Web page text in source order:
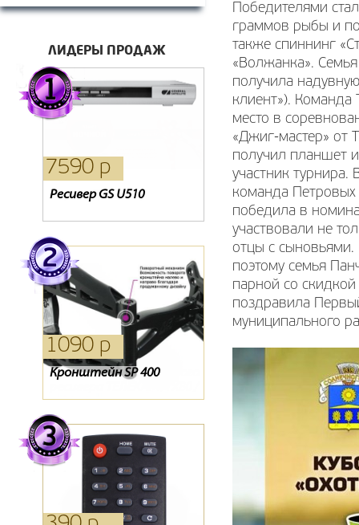
ЛИДЕРЫ ПРОДАЖ
7590 р
Ресивер GS U510
2040 р
Ресивер Lans dtr-100
1210 р
Карта Триколор
1090 р
Кронштейн SP 400
1980 р
Антенна Locus L 3021
390 р
Пульт для спутникового
X90, GLOBO X80 / X90
Победителями
граммов рыбы и
также спиннинг
«Волжанка».
получила
клиент»).
место в
«Джиг-мастер» от
получил планшет
участник
команда Петровых
победила в
участвовали не
отцы с сыновьями.
поэтому семья
парной со
поздравила
муниципального